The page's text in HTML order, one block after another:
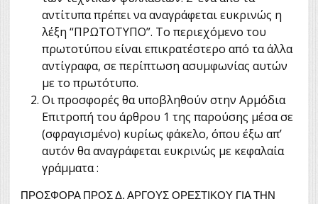
αντίτυπα πρέπει να αναγράφεται ευκρινώς η
λέξη “ΠΡΩΤΟΤΥΠΟ”. Το περιεχόμενο του
πρωτοτύπου είναι επικρατέστερο από τα άλλα
αντίγραφα, σε περίπτωση ασυμφωνίας αυτών
με το πρωτότυπο.
Οι προσφορές θα υποβληθούν στην Αρμόδια
Επιτροπή του άρθρου 1 της παρούσης μέσα σε
(σφραγισμένο) κυρίως φάκελο, όπου έξω απ’
αυτόν θα αναγράφεται ευκρινώς με κεφαλαία
γράμματα :
ΠΡΟΣΦΟΡΑ ΠΡΟΣ Δ. ΑΡΓΟΥΣ ΟΡΕΣΤΙΚΟΥ ΓΙΑ ΤΗΝ